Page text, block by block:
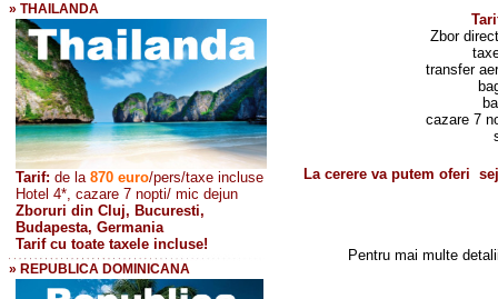
» THAILANDA
Tarif: de la 870 euro/pers/taxe incluse
Hotel 4*, cazare 7 nopti/ mic dejun
Zboruri din Cluj, Bucuresti,
Budapesta, Germania
Tarif cu toate taxele incluse!
» REPUBLICA DOMINICANA
Zbor
transfer
cazare 7
La cerere va putem oferi
Pentru mai multe